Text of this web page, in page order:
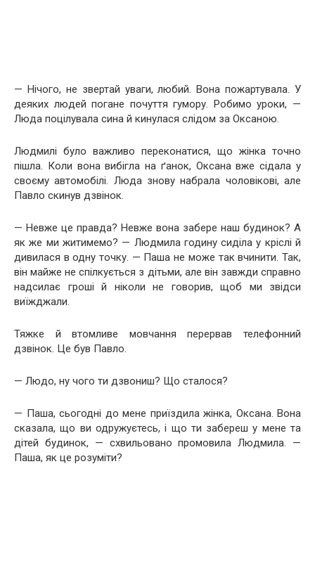
— Нічого, не звертай уваги, любий. Вона пожартувала. У
деяких людей погане почуття гумору. Робимо уроки, —
Люда поцілувала сина й кинулася слідом за Оксаною.
Людмилі було важливо переконатися, що жінка точно
пішла. Коли вона вибігла на ґанок, Оксана вже сідала у
своєму автомобілі. Люда знову набрала чоловікові, але
Павло скинув дзвінок.
— Невже це правда? Невже вона забере наш будинок? А
як же ми житимемо? — Людмила годину сиділа у кріслі й
дивилася в одну точку. — Паша не може так вчинити. Так,
він майже не спілкується з дітьми, але він завжди справно
надсилає гроші й ніколи не говорив, щоб ми звідси
виїжджали.
Тяжке й втомливе мовчання перервав телефонний
дзвінок. Це був Павло.
— Людо, ну чого ти дзвониш? Що сталося?
— Паша, сьогодні до мене приїздила жінка, Оксана. Вона
сказала, що ви одружуєтесь, і що ти забереш у мене та
дітей будинок, — схвильовано промовила Людмила. —
Паша, як це розуміти?